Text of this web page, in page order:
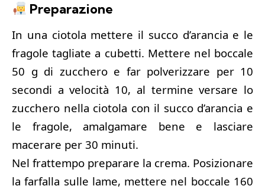
Preparazione
In una ciotola mettere il succo d’arancia e le
fragole tagliate a cubetti. Mettere nel boccale
50 g di zucchero e far polverizzare per 10
secondi a velocità 10, al termine versare lo
zucchero nella ciotola con il succo d’arancia e
le fragole, amalgamare bene e lasciare
macerare per 30 minuti.
Nel frattempo preparare la crema. Posizionare
la farfalla sulle lame, mettere nel boccale 160